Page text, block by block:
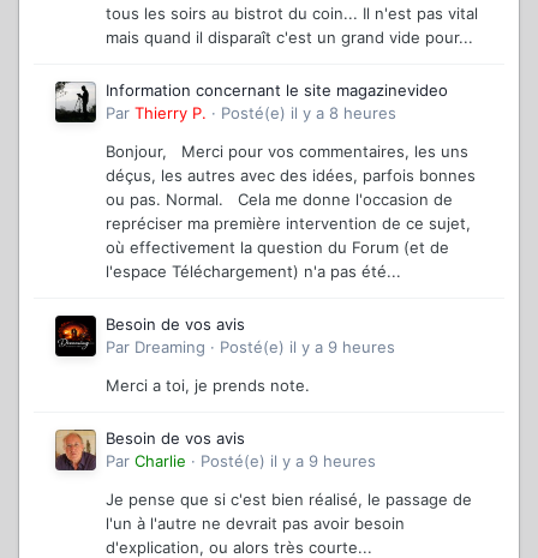
tous les soirs au bistrot du coin... Il n'est pas vital
mais quand il disparaît c'est un grand vide pour...
Information concernant le site magazinevideo
Par Thierry P. · Posté(e) il y a 8 heures
Bonjour, Merci pour vos commentaires, les uns
déçus, les autres avec des idées, parfois bonnes
ou pas. Normal. Cela me donne l'occasion de
repréciser ma première intervention de ce sujet,
où effectivement la question du Forum (et de
l'espace Téléchargement) n'a pas été...
Besoin de vos avis
Par Dreaming · Posté(e) il y a 9 heures
Merci a toi, je prends note.
Besoin de vos avis
Par Charlie · Posté(e) il y a 9 heures
Je pense que si c'est bien réalisé, le passage de
l'un à l'autre ne devrait pas avoir besoin
d'explication, ou alors très courte...